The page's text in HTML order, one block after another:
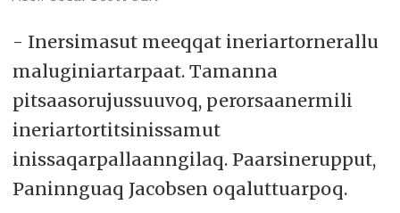
- Inersimasut meeqqat ineriartornerallu
maluginiartarpaat. Tamanna
pitsaasorujussuuvoq, perorsaanermili
ineriartortitsinissamut
inissaqarpallaanngilaq. Paarsinerupput,
Paninnguaq Jacobsen oqaluttuarpoq.